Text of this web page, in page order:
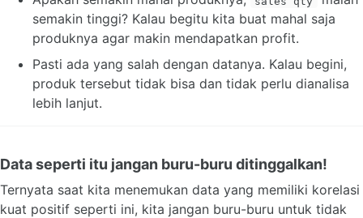
semakin tinggi? Kalau begitu kita buat mahal saja
produknya agar makin mendapatkan profit.
Pasti ada yang salah dengan datanya. Kalau begini,
produk tersebut tidak bisa dan tidak perlu dianalisa
lebih lanjut.
Data seperti itu jangan buru-buru ditinggalkan!
Ternyata saat kita menemukan data yang memiliki korelasi
kuat positif seperti ini, kita jangan buru-buru untuk tidak